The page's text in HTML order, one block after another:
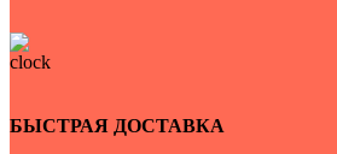
БЫСТРАЯ ДОСТАВКА